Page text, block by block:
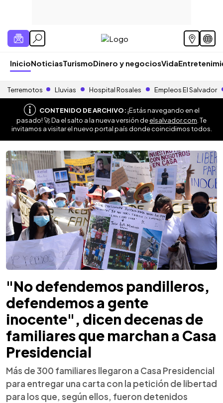
InicioNoticiasTurismoDinero y negociosVida
Terremotos Lluvias Hospital Rosales Empleos El Salvador
CONTENIDO DE ARCHIVO:¡Estás navegando en el
pasado! 🚀 Da el salto a la nueva versión deelsalvador.com . Te
invitamos a visitar el nuevo portal país donde coincidimos todos.
"No defendemos pandilleros,
defendemos a gente
inocente", dicen decenas de
familiares que marchan a Casa
Presidencial
Más de 300 familiares llegaron a Casa Presidencial
para entregar una carta con la petición de libertad
para los que, según ellos, fueron detenidos